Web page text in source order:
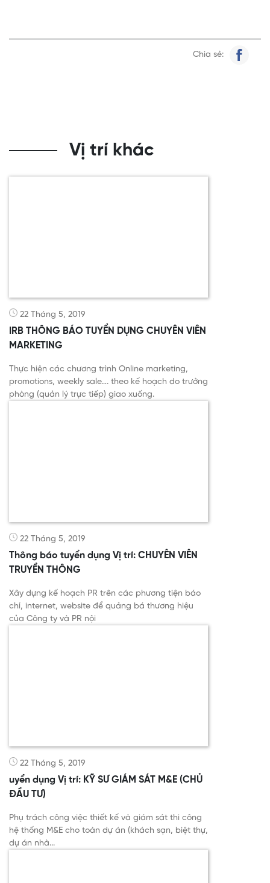
Chia sẻ:
Vị trí khác
22 Tháng 5, 2019
IRB THÔNG BÁO TUYỂN DỤNG CHUYÊN VIÊN
MARKETING
Thực hiện các chương trình Online marketing,
promotions, weekly sale…. theo kế hoạch do trưởng
phòng (quản lý trực tiếp) giao xuống.
22 Tháng 5, 2019
Thông báo tuyển dụng Vị trí: CHUYÊN VIÊN
TRUYỀN THÔNG
Xây dựng kế hoạch PR trên các phương tiện báo
chí, internet, website để quảng bá thương hiệu
của Công ty và PR nội
22 Tháng 5, 2019
uyển dụng Vị trí: KỸ SƯ GIÁM SÁT M&E (CHỦ
ĐẦU TƯ)
Phụ trách công việc thiết kế và giám sát thi công
hệ thống M&E cho toàn dự án (khách sạn, biệt thự,
dự án nhà...